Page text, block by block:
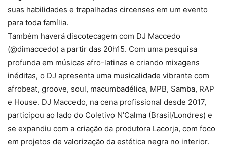
suas habilidades e trapalhadas circenses em um evento
para toda família.
Também haverá discotecagem com DJ Maccedo
(@dimaccedo) a partir das 20h15. Com uma pesquisa
profunda em músicas afro-latinas e criando mixagens
inéditas, o DJ apresenta uma musicalidade vibrante com
afrobeat, groove, soul, macumbadélica, MPB, Samba, RAP
e House. DJ Maccedo, na cena profissional desde 2017,
participou ao lado do Coletivo N’Calma (Brasil/Londres) e
se expandiu com a criação da produtora Lacorja, com foco
em projetos de valorização da estética negra no interior.